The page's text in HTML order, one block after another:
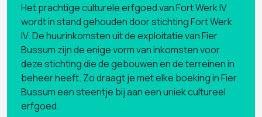
Het prachtige culturele erfgoed van Fort Werk IV
wordt in stand gehouden door stichting Fort Werk
IV. De huurinkomsten uit de exploitatie van Fier
Bussum zijn de enige vorm van inkomsten voor
deze stichting die de gebouwen en de terreinen in
beheer heeft. Zo draagt je met elke boeking in Fier
Bussum een steentje bij aan een uniek cultureel
erfgoed.